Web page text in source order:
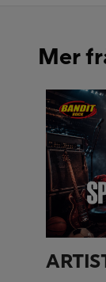
Mer